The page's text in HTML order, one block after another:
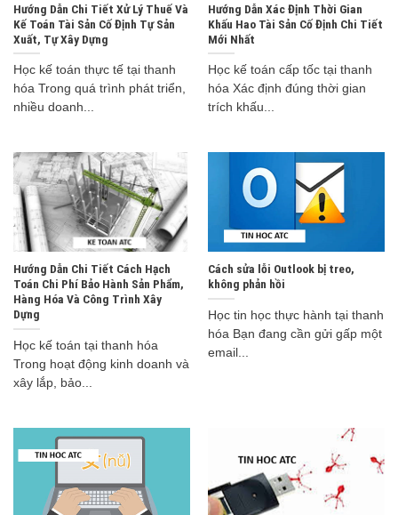
Hướng Dẫn Chi Tiết Xử Lý Thuế Và
Kế Toán Tài Sản Cố Định Tự Sản
Xuất, Tự Xây Dựng
Học kế toán thực tế tại thanh
hóa Trong quá trình phát triển,
nhiều doanh...
Hướng Dẫn Xác Định Thời Gian
Khấu Hao Tài Sản Cố Định Chi Tiết
Mới Nhất
Học kế toán cấp tốc tại thanh
hóa Xác định đúng thời gian
trích khấu...
Hướng Dẫn Chi Tiết Cách Hạch
Toán Chi Phí Bảo Hành Sản Phẩm,
Hàng Hóa Và Công Trình Xây
Dựng
Học kế toán tại thanh hóa
Trong hoạt động kinh doanh và
xây lắp, bảo...
Cách sửa lỗi Outlook bị treo,
không phản hồi
Học tin học thực hành tại thanh
hóa Bạn đang cần gửi gấp một
email...